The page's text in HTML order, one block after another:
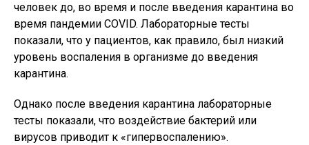
человек до, во время и после введения карантина во
время пандемии COVID. Лабораторные тесты
показали, что у пациентов, как правило, был низкий
уровень воспаления в организме до введения
карантина.
Однако после введения карантина лабораторные
тесты показали, что воздействие бактерий или
вирусов приводит к «гипервоспалению».